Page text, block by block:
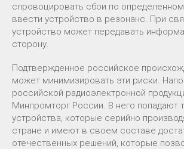
спровоцировать сбои по
ввести устройство в резонанс. При
устройство может передавать
сторону.
Подтвержденное российское
может минимизировать эти риски.
российской радиоэлектронной
Минпромторг России. В него попадают
устройства, которые серийно
стране и имеют в своем составе
отечественных решений, которые